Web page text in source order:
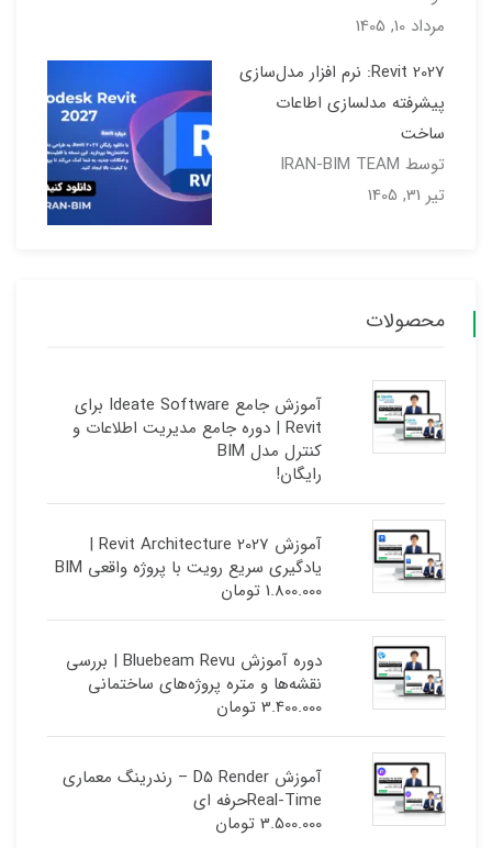
مرداد 10, 1405
Revit 2027: نرم افزار مدل‌سازی
پیشرفته مدلسازی اطاعات
ساخت
توسط IRAN-BIM TEAM
تیر 31, 1405
محصولات
آموزش جامع Ideate Software برای
Revit | دوره جامع مدیریت اطلاعات و
کنترل مدل BIM
رایگان!
آموزش Revit Architecture 2027 |
یادگیری سریع رویت با پروژه واقعی BIM
1.800.000 تومان
دوره آموزش Bluebeam Revu | بررسی
نقشه‌ها و متره پروژه‌های ساختمانی
3.400.000 تومان
آموزش D5 Render – رندرینگ معماری
Real-Timeحرفه ای
3.500.000 تومان